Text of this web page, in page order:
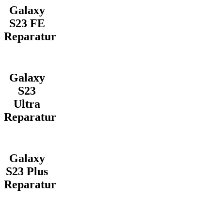
Galaxy
S23 FE
Reparatur
Galaxy
S23
Ultra
Reparatur
Galaxy
S23 Plus
Reparatur